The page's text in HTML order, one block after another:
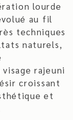
lourde
au fil
techniques
naturels,
rajeuni
croissant
et